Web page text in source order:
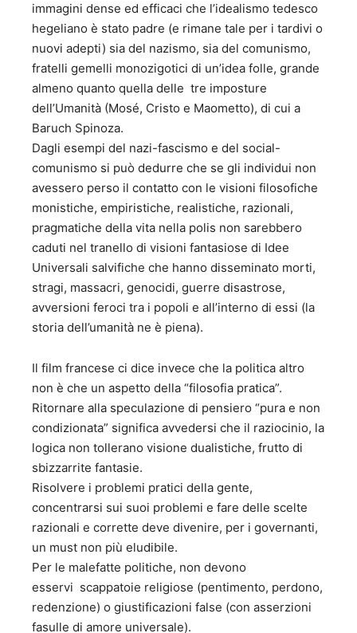
immagini dense ed efficaci che l’idealismo tedesco
hegeliano è stato padre (e rimane tale per i tardivi o
nuovi adepti) sia del nazismo, sia del comunismo,
fratelli gemelli monozigotici di un’idea folle, grande
almeno quanto quella delle tre imposture
dell’Umanità (Mosé, Cristo e Maometto), di cui a
Baruch Spinoza.
Dagli esempi del nazi-fascismo e del social-
comunismo si può dedurre che se gli individui non
avessero perso il contatto con le visioni filosofiche
monistiche, empiristiche, realistiche, razionali,
pragmatiche della vita nella polis non sarebbero
caduti nel tranello di visioni fantasiose di Idee
Universali salvifiche che hanno disseminato morti,
stragi, massacri, genocidi, guerre disastrose,
avversioni feroci tra i popoli e all’interno di essi (la
storia dell’umanità ne è piena).
Il film francese ci dice invece che la politica altro
non è che un aspetto della “filosofia pratica”.
Ritornare alla speculazione di pensiero “pura e non
condizionata” significa avvedersi che il raziocinio, la
logica non tollerano visione dualistiche, frutto di
sbizzarrite fantasie.
Risolvere i problemi pratici della gente,
concentrarsi sui suoi problemi e fare delle scelte
razionali e corrette deve divenire, per i governanti,
un must non più eludibile.
Per le malefatte politiche, non devono
esservi scappatoie religiose (pentimento, perdono,
redenzione) o giustificazioni false (con asserzioni
fasulle di amore universale).